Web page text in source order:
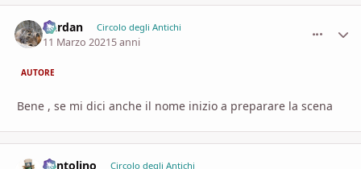
Dardan Circolo degli Antichi
11 Marzo 20215 anni
AUTORE
Bene , se mi dici anche il nome inizio a preparare la scena
Pentolino Circolo degli Antichi